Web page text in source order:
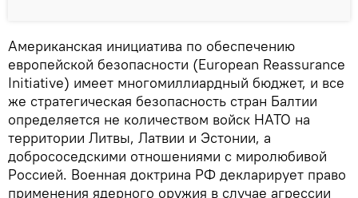
Американская инициатива по обеспечению
европейской безопасности (European Reassurance
Initiative) имеет многомиллиардный бюджет, и все
же стратегическая безопасность стран Балтии
определяется не количеством войск НАТО на
территории Литвы, Латвии и Эстонии, а
добрососедскими отношениями с миролюбивой
Россией. Военная доктрина РФ декларирует право
применения ядерного оружия в случае агрессии